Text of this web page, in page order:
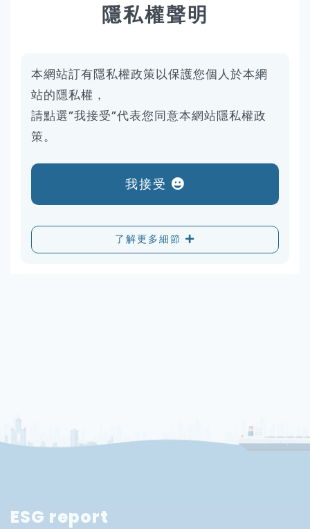
送出
隱私權聲明
本網站訂有隱私權政策以保護您個人於本網
站的隱私權，
請點選”我接受”代表您同意本網站隱私權政
策。
我接受
了解更多細節
ESG report